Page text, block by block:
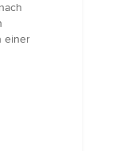
einer